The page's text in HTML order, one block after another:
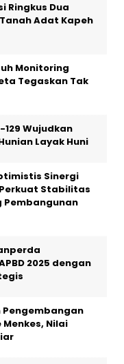
Ringkus Dua
Adat Kapeh
Monitoring
Tegaskan Tak
129 Wujudkan
Layak Huni
Sinergi
Stabilitas
Pembangunan
2025 dengan
Pengembangan
Menkes, Nilai